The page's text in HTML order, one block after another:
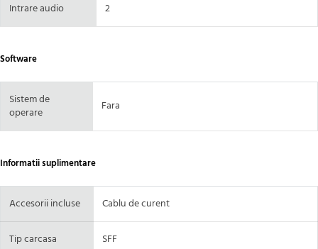
Intrare audio 2
Software
Sistem de
operare
Fara
Informatii suplimentare
Accesorii incluse Cablu de curent
Tip carcasa SFF